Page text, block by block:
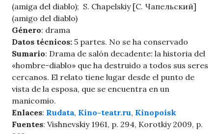
(amiga del diablo); S. Chapelskiy [С. Чапельский]
(amigo del diablo)
Género: drama
Datos técnicos: 5 partes. No se ha conservado
Sumario: Drama de salón decadente: la historia del
«hombre-diablo» que ha destruido a todos sus seres
cercanos. El relato tiene lugar desde el punto de
vista de la esposa, que se encuentra en un
manicomio.
Enlaces: Rudata, Kino-teatr.ru, Kinopoisk
Fuentes: Vishnevskiy 1961, p. 294, Korotkiy 2009, p.